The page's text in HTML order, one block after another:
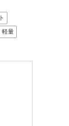
軽量